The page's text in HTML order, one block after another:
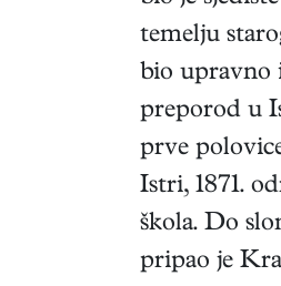
temelju
bio upravno
preporod u
prve
Istri, 1871.
škola. Do
pripao je